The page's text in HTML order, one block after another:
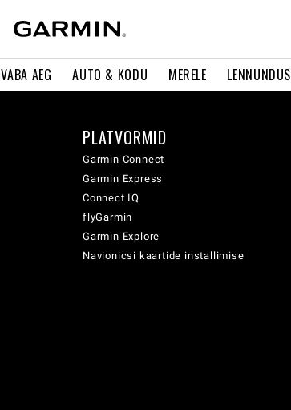
VABA AEG AUTO & KODU MERELE LENNUNDUS
PLATVORMID
Garmin Connect
Garmin Express
Connect IQ
flyGarmin
Garmin Explore
Navionicsi kaartide installimise